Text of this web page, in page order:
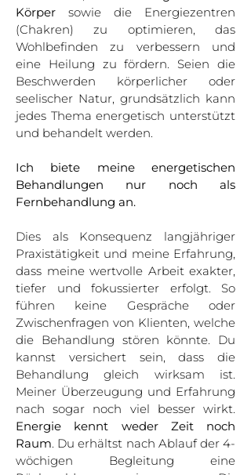
Körper sowie die Energiezentren
(Chakren) zu optimieren, das
Wohlbefinden zu verbessern und
eine Heilung zu fördern. Seien die
Beschwerden körperlicher oder
seelischer Natur, grundsätzlich kann
jedes Thema energetisch unterstützt
und behandelt werden.
Ich biete meine energetischen
Behandlungen nur noch als
Fernbehandlung an.
Dies als Konsequenz langjähriger
Praxistätigkeit und meine Erfahrung,
dass meine wertvolle Arbeit exakter,
tiefer und fokussierter erfolgt. So
führen keine Gespräche oder
Zwischenfragen von Klienten, welche
die Behandlung stören könnte. Du
kannst versichert sein, dass die
Behandlung gleich wirksam ist.
Meiner Überzeugung und Erfahrung
nach sogar noch viel besser wirkt.
Energie kennt weder Zeit noch
Raum. Du erhältst nach Ablauf der 4-
wöchigen Begleitung eine